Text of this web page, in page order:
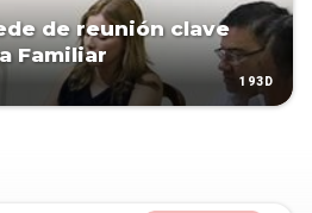
de reunión clave
Familiar
193D